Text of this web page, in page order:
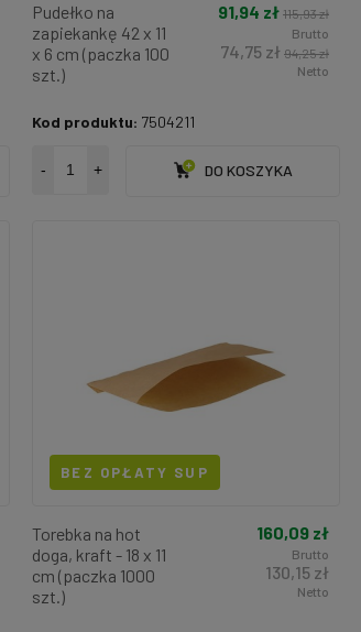
Pudełko na
zapiekankę 42 x 11
x 6 cm (paczka 100
szt.)
91,94 zł 115,93 zł
Brutto
74,75 zł 94,25 zł
Netto
Kod produktu: 7504211
+
- DO KOSZYKA
Torebka na hot
doga, kraft - 18 x 11
cm (paczka 1000
szt.)
160,09 zł
Brutto
130,15 zł
Netto
BEZ OPŁATY SUP